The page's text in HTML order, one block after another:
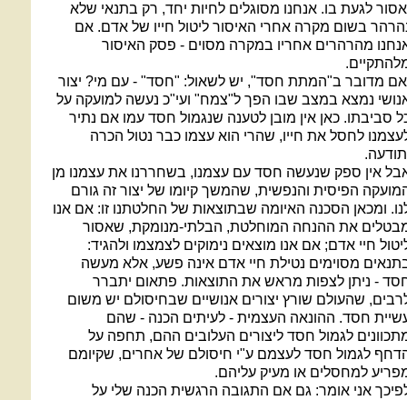
לגעת בו. אנחנו מסוגלים לחיות יחד, רק בתנאי שלא
בשום מקרה אחרי האיסור ליטול חייו של אדם. אם
מהרהרים אחריו במקרה מסוים - פסק האיסור
מדובר ב"המתת חסד", יש לשאול: "חסד" - עם מי? יצור
נמצא במצב שבו הפך ל"צמח" ועי"כ נעשה למועקה על
סביבתו. כאן אין מובן לטענה שנגמול חסד עמו אם נתיר
לחסל את חייו, שהרי הוא עצמו כבר נטול הכרה
אין ספק שנעשה חסד עם עצמנו, בשחררנו את עצמנו מן
הפיסית והנפשית, שהמשך קיומו של יצור זה גורם
ומכאן הסכנה האיומה שבתוצאות של החלטתנו זו: אם אנו
את ההנחה המוחלטת, הבלתי-מנומקת, שאסור
חיי אדם; אם אנו מוצאים נימוקים לצמצמו ולהגיד:
מסוימים נטילת חיי אדם אינה פשע, אלא מעשה
- ניתן לצפות מראש את התוצאות. פתאום יתברר
שהעולם שורץ יצורים אנושיים שבחיסולם יש משום
חסד. ההונאה העצמית - לעיתים הכנה - שהם
לגמול חסד ליצורים העלובים ההם, תחפה על
לגמול חסד לעצמם ע"י חיסולם של אחרים, שקיומם
למחסלים או מעיק עליהם.
אני אומר: גם אם התגובה הרגשית הכנה שלי על